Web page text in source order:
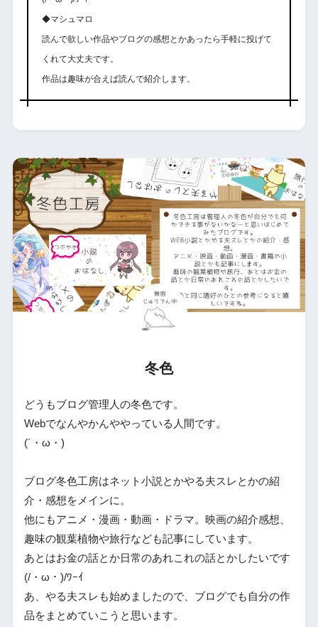
◆マシュマロ
読んで欲しい作品やブログの感想とかあったら手軽に投げて
くれて大丈夫です。
作品は趣味が合えば読んで紹介します。
冬色
どうもブログ管理人の冬色です。
Webでなんやかんややっている人間です。
(´・ω・)
ブログ冬色工房はネット小説とかやる夫スレとかの紹
介・感想をメインに。
他にもアニメ・漫画・動画・ドラマ。映画の紹介感想、
趣味の観葉植物や旅行なども記事にしています。
あとはお金の話とか日常のあれこれの話とかしたいです
(/・ω・)/ﾜｰｲ
あ、やる夫スレも始めましたので、ブログでも自分の作
品をまとめていこうと思います。